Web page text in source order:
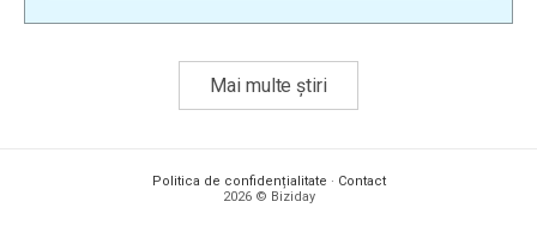
Mai multe știri
Politica de confidențialitate · Contact
2026 © Biziday